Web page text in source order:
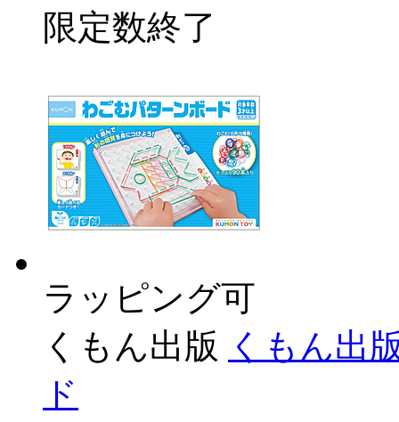
限定数終了
ラッピング可
くもん出版 くもん出
ド